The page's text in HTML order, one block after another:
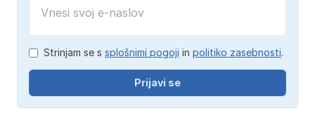
Strinjam se s splošnimi pogoji in politiko zasebnosti.
Prijavi se